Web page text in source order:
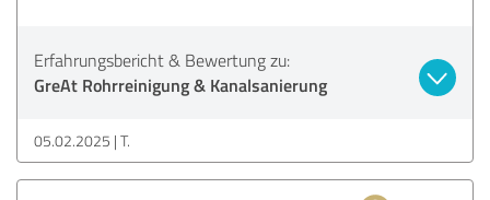
Erfahrungsbericht & Bewertung zu:
GreAt Rohrreinigung & Kanalsanierung
05.02.2025 T.